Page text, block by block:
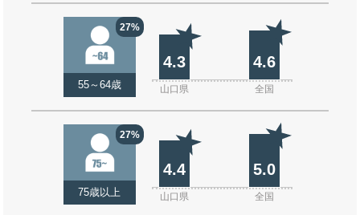
27%
55～64歳
4.3 4.6
山口県 全国
27%
75歳以上
4.4 5.0
山口県 全国